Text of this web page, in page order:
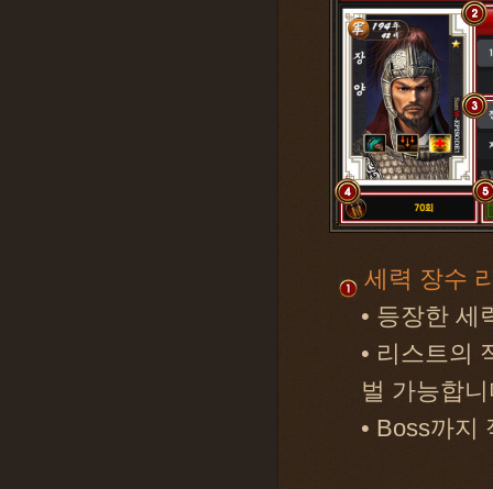
세력 장수
• 등장한 세
• 리스트의
벌 가능합
• Boss까지